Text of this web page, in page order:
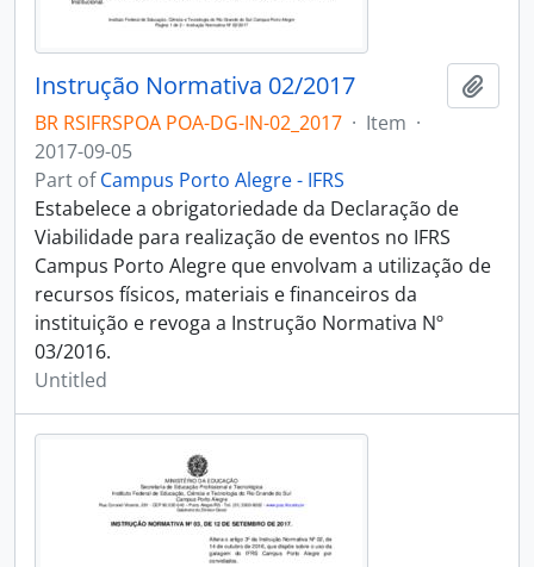
Instrução Normativa 02/2017
BR RSIFRSPOA POA-DG-IN-02_2017 · Item ·
2017-09-05
Part ofCampus Porto Alegre - IFRS
Estabelece a obrigatoriedade da Declaração de
Viabilidade para realização de eventos no IFRS
Campus Porto Alegre que envolvam a utilização de
recursos físicos, materiais e financeiros da
instituição e revoga a Instrução Normativa Nº
03/2016.
Untitled